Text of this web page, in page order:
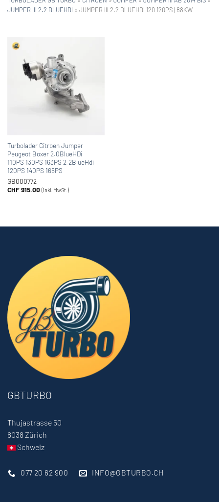
JUMPER III 2.2 BLUEHDI » JUMPER III 2.2 BLUEHDI 120 120PS | 88KW
Turbolader Citroen Jumper
Peugeot Boxer 2.0BlueHDi
110PS 130PS 163PS 2.2BlueHdi
120PS 140PS 165PS
GB000772
CHF915.00 (inkl. MwSt.)
GBTURBO
Thujastrasse 50
8038 Zürich
Schweiz
077 20 62 900 INFO@GBTURBO.CH